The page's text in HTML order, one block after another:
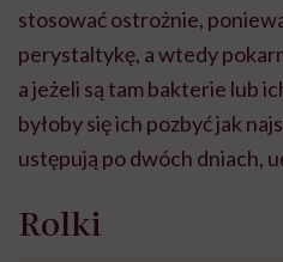
stosować ostrożnie,
perystaltykę, a wtedy
a jeżeli są tam bakterie lub
byłoby się ich pozbyć jak
ustępują po dwóch dniach,
Rolki